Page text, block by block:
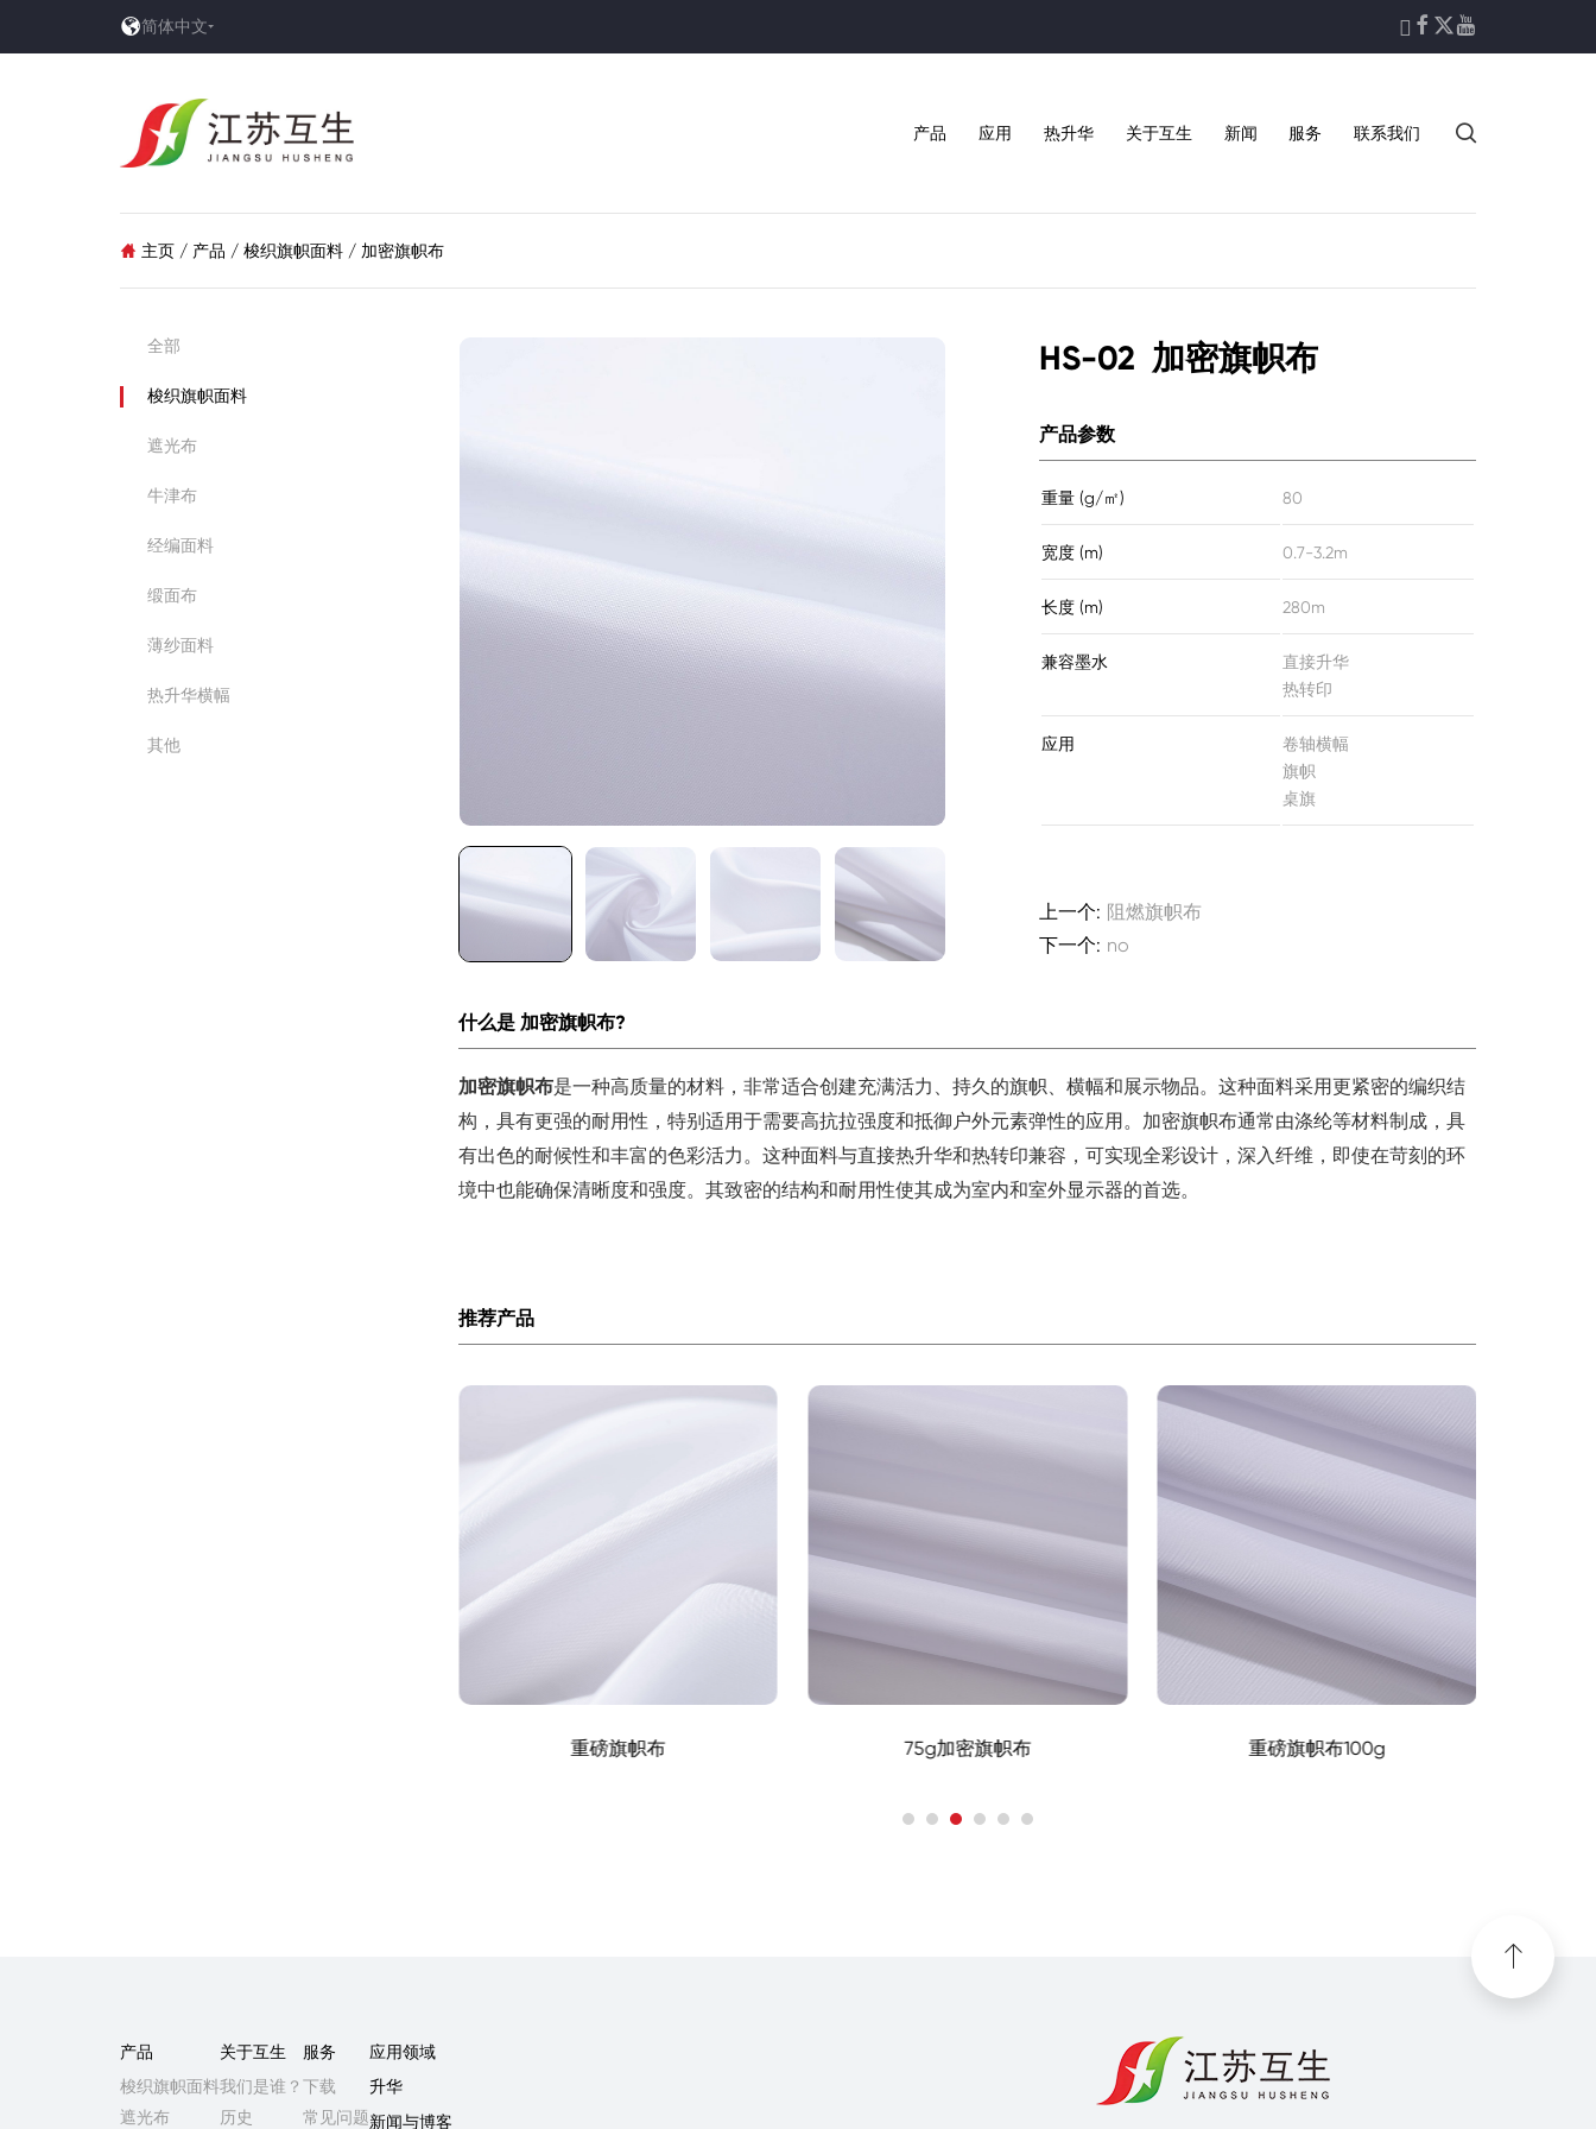
简体中文    
产品 应用 热升华 关于互生 新闻 服务 联系我们 
 主页 / 产品 / 梭织旗帜面料 / 加密旗帜布
全部
梭织旗帜面料
遮光布
牛津布
经编面料
缎面布
薄纱面料
热升华横幅
其他
HS-02 加密旗帜布
产品参数
重量 (g/㎡) 80
宽度 (m) 0.7-3.2m
长度 (m) 280m
兼容墨水
直接升华
热转印
应用
卷轴横幅
旗帜
桌旗
上一个: 阻燃旗帜布
下一个: no
什么是 加密旗帜布?
加密旗帜布是一种高质量的材料，非常适合创建充满活力、持久的旗帜、横幅和展示物品。这种面料采用更紧密的编织结
构，具有更强的耐用性，特别适用于需要高抗拉强度和抵御户外元素弹性的应用。加密旗帜布通常由涤纶等材料制成，具
有出色的耐候性和丰富的色彩活力。这种面料与直接热升华和热转印兼容，可实现全彩设计，深入纤维，即使在苛刻的环
境中也能确保清晰度和强度。其致密的结构和耐用性使其成为室内和室外显示器的首选。
推荐产品
重磅旗帜布 75g加密旗帜布 重磅旗帜布100g
产品
梭织旗帜面料
遮光布
关于互生
我们是谁？
历史
服务
下载
常见问题
应用领域
升华
新闻与博客